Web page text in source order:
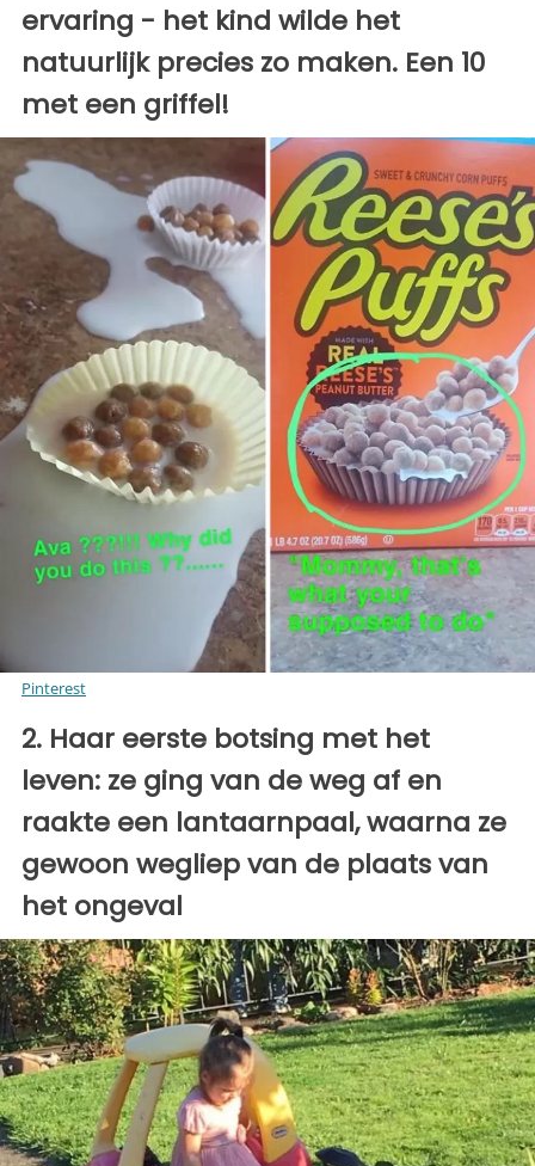
ervaring - het kind wilde het
natuurlijk precies zo maken. Een 10
met een griffel!
Pinterest
2. Haar eerste botsing met het
leven: ze ging van de weg af en
raakte een lantaarnpaal, waarna ze
gewoon wegliep van de plaats van
het ongeval